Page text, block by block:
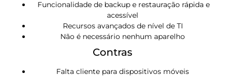
Funcionalidade de backup e restauração rápida e
acessível
Recursos avançados de nível de TI
Não é necessário nenhum aparelho
Contras
Falta cliente para dispositivos móveis